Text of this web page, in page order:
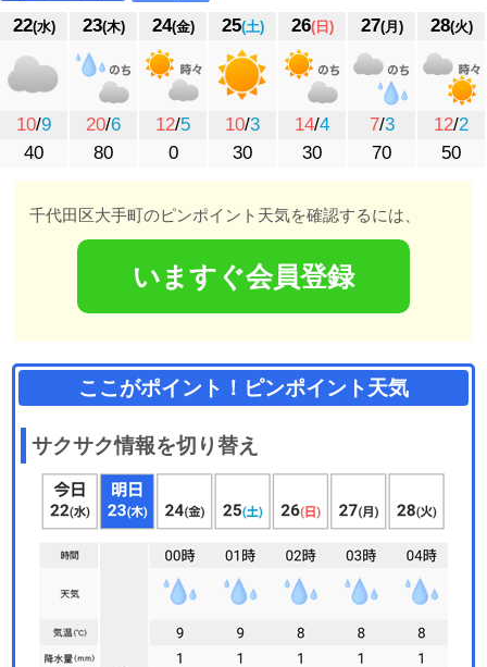
22(水)
10/9
40
23(木)
20/6
80
24(金)
12/5
0
25(土)
10/3
30
26(日)
14/4
30
27(月)
7/3
70
28(火)
12/2
50
千代田区大手町のピンポイント天気を確認するには、
いますぐ会員登録
ここがポイント！ピンポイント天気
サクサク情報を切り替え